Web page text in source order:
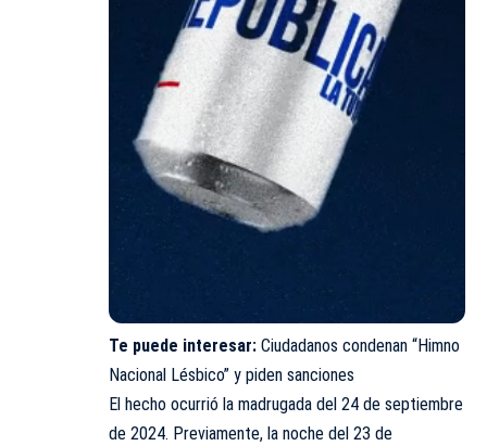
Te puede interesar: Ciudadanos condenan “Himno
Nacional Lésbico” y piden sanciones
El hecho ocurrió la madrugada del 24 de septiembre
de 2024. Previamente, la noche del 23 de